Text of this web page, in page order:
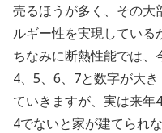
売るほうが多く、その大
ルギー性を実現している
ちなみに断熱性能では、
4、5、6、7と数字が大
ていきますが、実は来年
4でないと家が建てられ